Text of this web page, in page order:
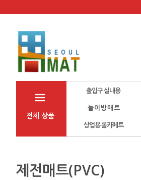
전체 상품
출입구 실내용
놀 이 방 매 트
상업용 롤카페트
제전매트(PVC)